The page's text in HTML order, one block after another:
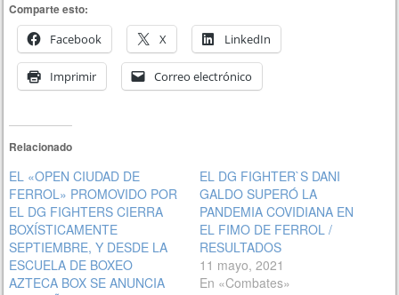
Comparte esto:
Facebook
X LinkedIn
Imprimir Correo electrónico
Relacionado
EL «OPEN CIUDAD DE
FERROL» PROMOVIDO POR
EL DG FIGHTERS CIERRA
BOXÍSTICAMENTE
SEPTIEMBRE, Y DESDE LA
ESCUELA DE BOXEO
AZTECA BOX SE ANUNCIA
EL DG FIGHTER`S DANI
GALDO SUPERÓ LA
PANDEMIA COVIDIANA EN
EL FIMO DE FERROL /
RESULTADOS
11 mayo, 2021
En «Combates»